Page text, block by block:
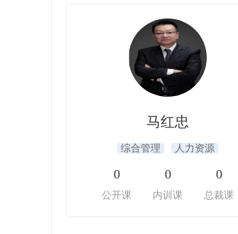
马红忠
综合管理 人力资源
0
公开课
0
内训课
0
总裁课